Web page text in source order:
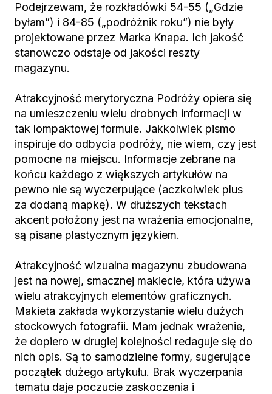
Podejrzewam, że rozkładówki 54-55 („Gdzie
byłam”) i 84-85 („podróżnik roku”) nie były
projektowane przez Marka Knapa. Ich jakość
stanowczo odstaje od jakości reszty
magazynu.
Atrakcyjność merytoryczna Podróży opiera się
na umieszczeniu wielu drobnych informacji w
tak lompaktowej formule. Jakkolwiek pismo
inspiruje do odbycia podróży, nie wiem, czy jest
pomocne na miejscu. Informacje zebrane na
końcu każdego z większych artykułów na
pewno nie są wyczerpujące (aczkolwiek plus
za dodaną mapkę). W dłuższych tekstach
akcent położony jest na wrażenia emocjonalne,
są pisane plastycznym językiem.
Atrakcyjność wizualna magazynu zbudowana
jest na nowej, smacznej makiecie, która używa
wielu atrakcyjnych elementów graficznych.
Makieta zakłada wykorzystanie wielu dużych
stockowych fotografii. Mam jednak wrażenie,
że dopiero w drugiej kolejności redaguje się do
nich opis. Są to samodzielne formy, sugerujące
początek dużego artykułu. Brak wyczerpania
tematu daje poczucie zaskoczenia i